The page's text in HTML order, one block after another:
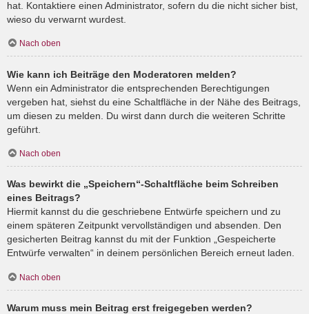
hat. Kontaktiere einen Administrator, sofern du die nicht sicher bist,
wieso du verwarnt wurdest.
Nach oben
Wie kann ich Beiträge den Moderatoren melden?
Wenn ein Administrator die entsprechenden Berechtigungen
vergeben hat, siehst du eine Schaltfläche in der Nähe des Beitrags,
um diesen zu melden. Du wirst dann durch die weiteren Schritte
geführt.
Nach oben
Was bewirkt die „Speichern“-Schaltfläche beim Schreiben
eines Beitrags?
Hiermit kannst du die geschriebene Entwürfe speichern und zu
einem späteren Zeitpunkt vervollständigen und absenden. Den
gesicherten Beitrag kannst du mit der Funktion „Gespeicherte
Entwürfe verwalten“ in deinem persönlichen Bereich erneut laden.
Nach oben
Warum muss mein Beitrag erst freigegeben werden?